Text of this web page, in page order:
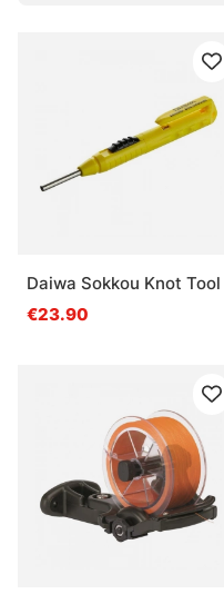
Daiwa Sokkou Knot Tool
€23.90